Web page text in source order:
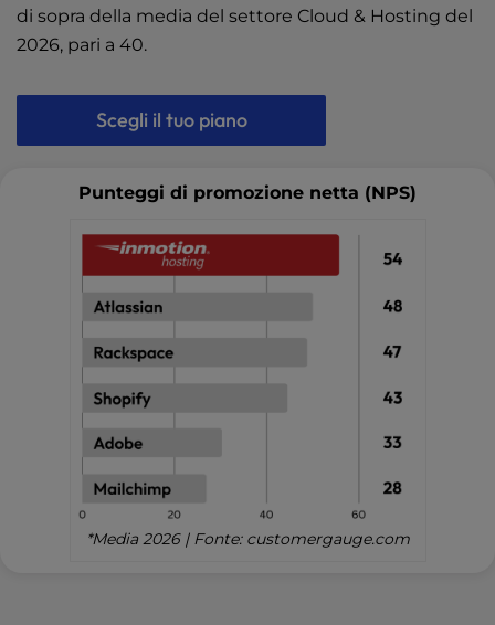
di sopra della media del settore Cloud & Hosting del
2026, pari a 40.
Scegli il tuo piano
Punteggi di promozione netta (NPS)
*Media 2026 | Fonte: customergauge.com